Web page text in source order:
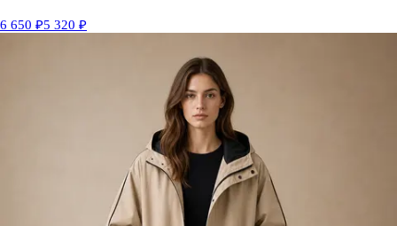
6 650 ₽5 320 ₽